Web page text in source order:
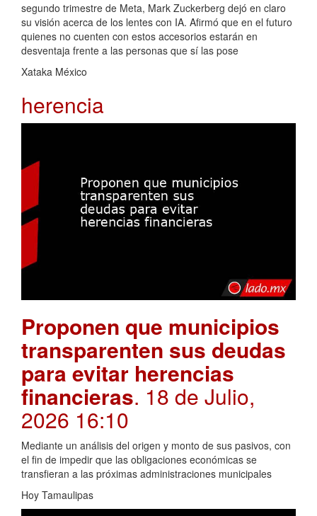
segundo trimestre de Meta, Mark Zuckerberg dejó en claro
su visión acerca de los lentes con IA. Afirmó que en el futuro
quienes no cuenten con estos accesorios estarán en
desventaja frente a las personas que sí las pose
Xataka México
herencia
Proponen que municipios
transparenten sus deudas
para evitar herencias
financieras. 18 de Julio,
2026 16:10
Mediante un análisis del origen y monto de sus pasivos, con
el fin de impedir que las obligaciones económicas se
transfieran a las próximas administraciones municipales
Hoy Tamaulipas